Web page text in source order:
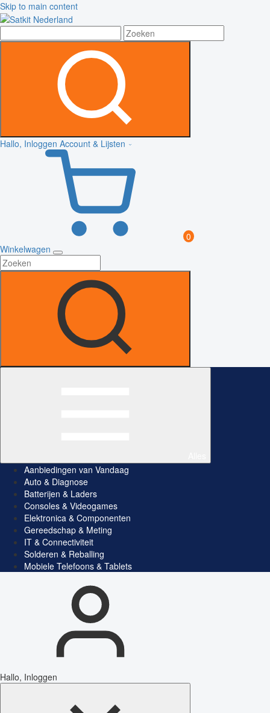
Skip to main content
Hallo, Inloggen Account & Lijsten
0
Winkelwagen
Aanbiedingen van Vandaag
Auto & Diagnose
Batterijen & Laders
Consoles & Videogames
Elektronica & Componenten
Gereedschap & Meting
IT & Connectiviteit
Solderen & Reballing
Mobiele Telefoons & Tablets
Hallo, Inloggen